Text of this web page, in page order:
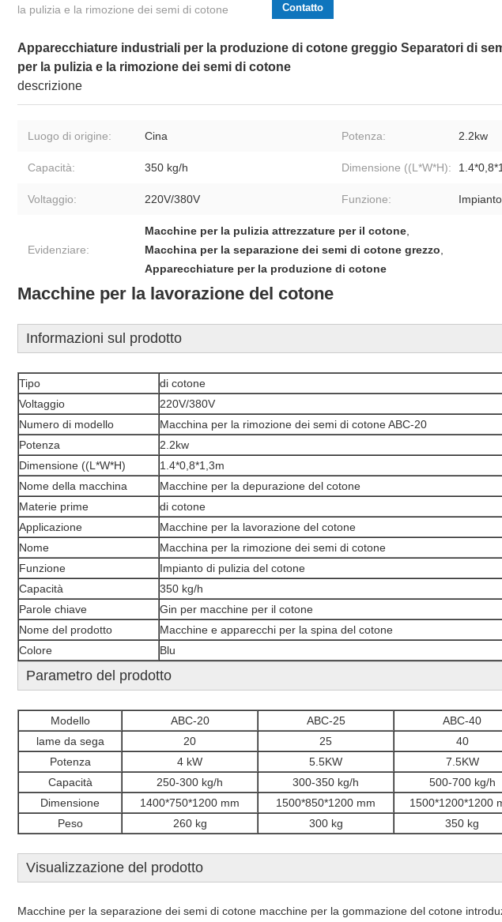
la pulizia e la rimozione dei semi di cotone
Contatto
Apparecchiature industriali per la produzione di cotone greggio Separatori di
per la pulizia e la rimozione dei semi di cotone
descrizione
Luogo di origine: Cina Potenza: 2.2kw
Capacità: 350 kg/h Dimensione ((L*W*H):
Voltaggio: 220V/380V Funzione:
Evidenziare:
Macchine per la pulizia attrezzature per il cotone
Macchina per la separazione dei semi di cotone grezzo
Apparecchiature per la produzione di cotone
Macchine per la lavorazione del cotone
Informazioni sul prodotto
Tipo
di cotone
Voltaggio
220V/380V
Numero di modello
Macchina per la rimozione dei semi di cotone ABC-20
Potenza
2.2kw
Dimensione ((L*W*H)
1.4*0,8*1,3m
Nome della macchina
Macchine per la depurazione del cotone
Materie prime
di cotone
Applicazione
Macchine per la lavorazione del cotone
Nome
Macchina per la rimozione dei semi di cotone
Funzione
Impianto di pulizia del cotone
Capacità
350 kg/h
Parole chiave
Gin per macchine per il cotone
Nome del prodotto
Macchine e apparecchi per la spina del cotone
Colore
Blu
Parametro del prodotto
Modello ABC-20 ABC-25
ABC-40
lame da sega
20 25
40
Potenza
4 kW 5.5KW
7.5KW
Capacità
250-300 kg/h 300-350 kg/h
500-700 kg/h
Dimensione
1400*750*1200 mm 1500*850*1200 mm
1500*1200*1200
Peso
260 kg 300 kg 350 kg
Visualizzazione del prodotto
Macchine per la separazione dei semi di cotone macchine per la gommazione del cotone